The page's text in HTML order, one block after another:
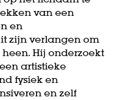
van een
en
zijn verlangen om
Hij onderzoekt
artistieke
fysiek en
en zelf